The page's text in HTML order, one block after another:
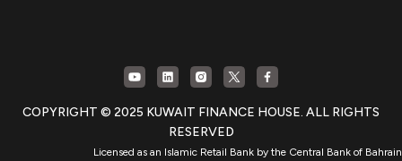
COPYRIGHT © 2025 KUWAIT FINANCE HOUSE. ALL RIGHTS
RESERVED
Licensed as an Islamic Retail Bank by the Central Bank of Bahrain